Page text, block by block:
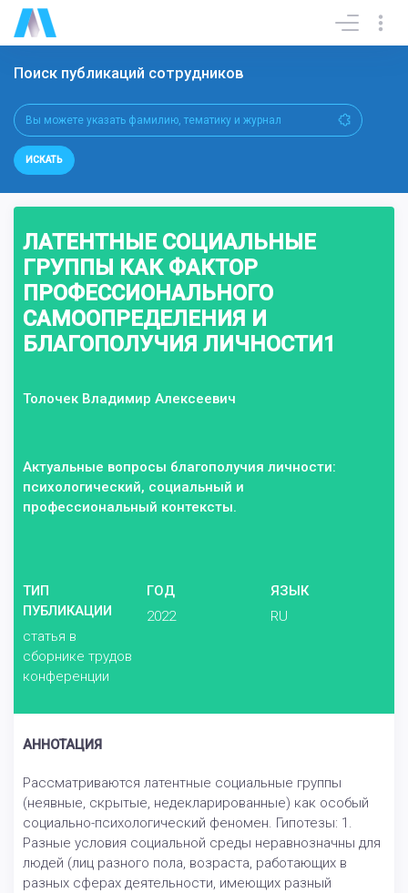
Поиск публикаций сотрудников
ИСКАТЬ
ЛАТЕНТНЫЕ СОЦИАЛЬНЫЕ
ГРУППЫ КАК ФАКТОР
ПРОФЕССИОНАЛЬНОГО
САМООПРЕДЕЛЕНИЯ И
БЛАГОПОЛУЧИЯ ЛИЧНОСТИ1
Толочек Владимир Алексеевич
Актуальные вопросы благополучия личности:
психологический, социальный и
профессиональный контексты.
ТИП
ПУБЛИКАЦИИ
статья в
сборнике трудов
конференции
ГОД
2022
ЯЗЫК
RU
АННОТАЦИЯ
Рассматриваются латентные социальные группы
(неявные, скрытые, недекларированные) как особый
социально-психологический феномен. Гипотезы: 1.
Разные условия социальной среды неравнозначны для
людей (лиц разного пола, возраста, работающих в
разных сферах деятельности, имеющих разный